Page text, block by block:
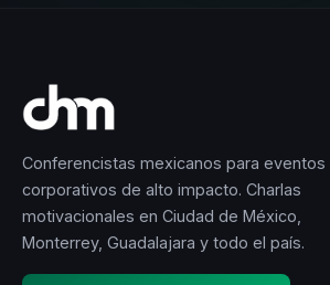
Conferencistas mexicanos para eventos
corporativos de alto impacto. Charlas
motivacionales en Ciudad de México,
Monterrey, Guadalajara y todo el país.